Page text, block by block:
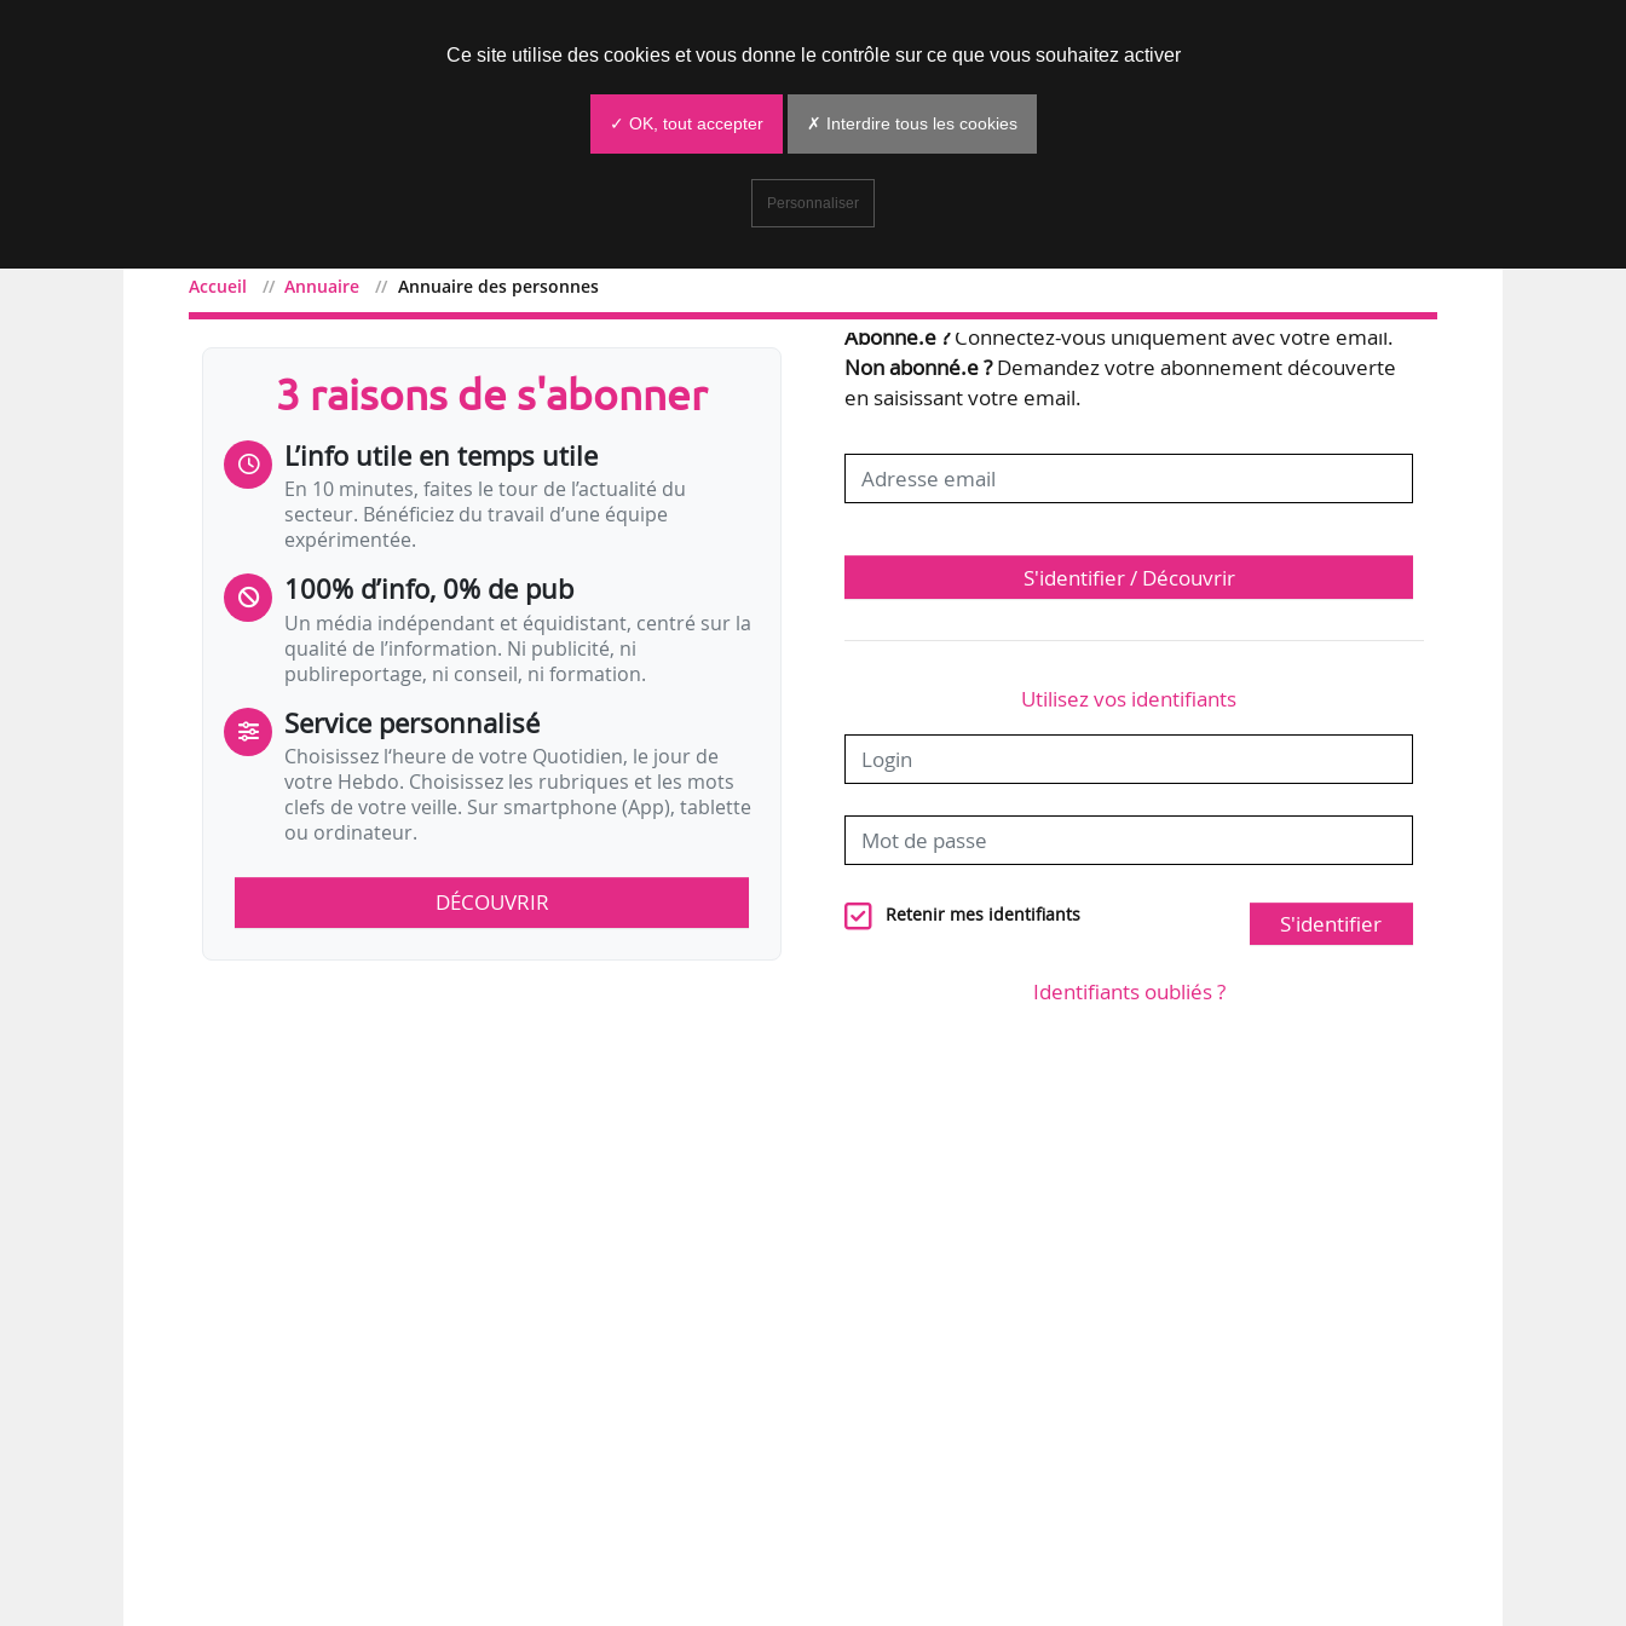
Accueil Annuaire Annuaire des personnes
3 raisons de s'abonner
L’info utile en temps utile
En 10 minutes, faites le tour de l’actualité du
secteur. Bénéficiez du travail d’une équipe
expérimentée.
100% d’info, 0% de pub
Un média indépendant et équidistant, centré sur la
qualité de l’information. Ni publicité, ni
publireportage, ni conseil, ni formation.
Service personnalisé
Choisissez l‘heure de votre Quotidien, le jour de
votre Hebdo. Choisissez les rubriques et les mots
clefs de votre veille. Sur smartphone (App), tablette
ou ordinateur.
DÉCOUVRIR
Bienvenue,
Abonné.e ?Connectez-vous uniquement avec votre email.
Non abonné.e ?Demandez votre abonnement découverte
en saisissant votre email.
S'identifier / Découvrir
Utilisez vos identifiants
Retenir mes identifiants S'identifier
Identifiants oubliés ?
Ce site utilise des cookies et vous donne le contrôle sur ce que vous souhaitez activer
✓ OK, tout accepter ✗ Interdire tous les cookies
Personnaliser